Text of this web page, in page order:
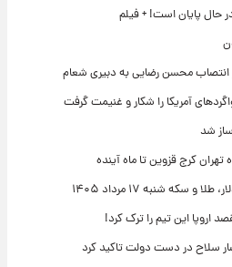
حال پایان است! + فیلم
انتصاب محسن رضایی به دبیری شعام
آمریکا را شکار و غنیمت گرفت
شد
کرج قزوین تا ماه آینده
شنبه ۱۷ مرداد ۱۴۰۵
اروپا این تیم را ترک کرد!
سلاح در دست دولت تاکید کرد